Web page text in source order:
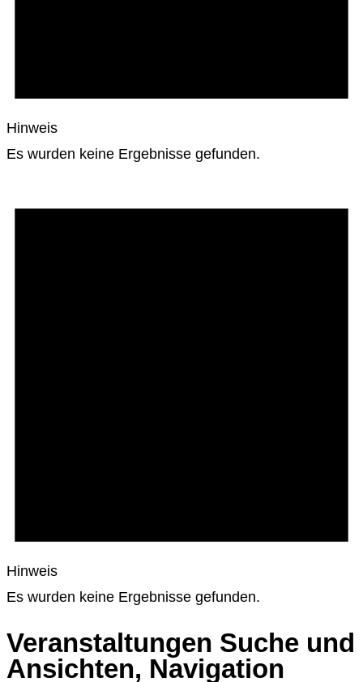
Hinweis
Es wurden keine Ergebnisse gefunden.
Hinweis
Es wurden keine Ergebnisse gefunden.
Veranstaltungen Suche und
Ansichten, Navigation